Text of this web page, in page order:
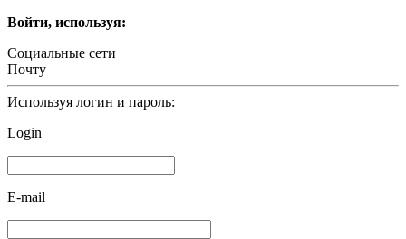
Войти, используя:
Социальные сети
Почту
Используя логин и пароль:
Login
E-mail